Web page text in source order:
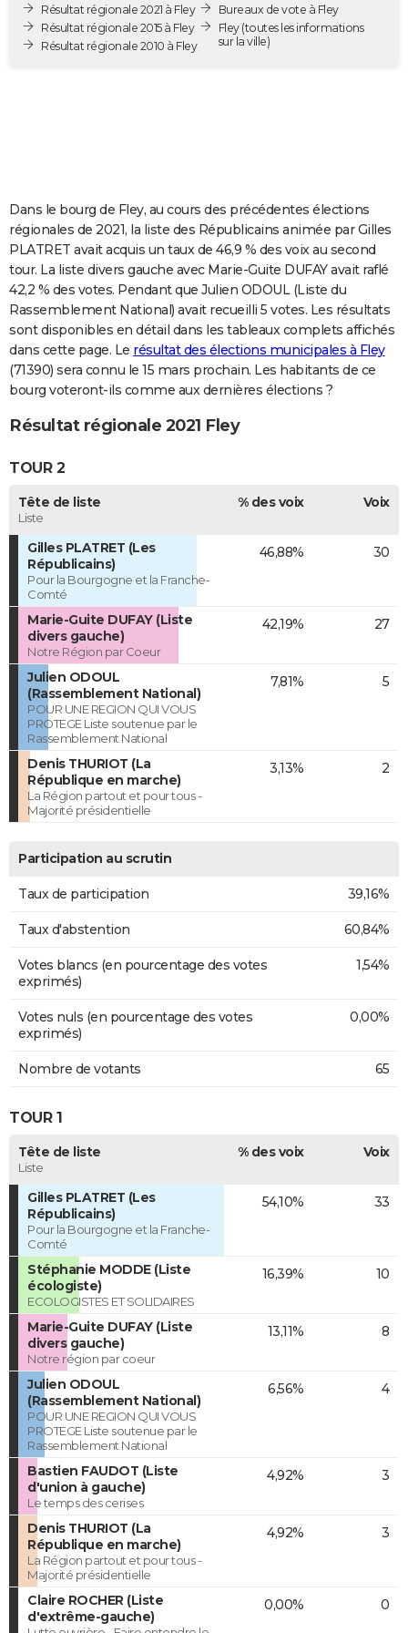
Destinations
City break
Voyage nature
Voyage de noces
Forum
ClimatPHOTO
Dictionnaire
Biographies
Citations
Expressions
Proverbes
PROGRAMME TV
COPAINS D'AVANT
S'inscrire
Se connecter
Lycées
Collèges
Primaires
Universités
Entreprises
Service militaire
Avis de recherche
FORUM
Bricolage
Lifestyle
Culture
Sport
Auto
Television
Voyage
Cinema
Résultat régionale 2021 à Fley
Résultat régionale 2015 à Fley
Résultat régionale 2010 à Fley
Bureaux de vote à Fley
Fley(toutes les informations
sur la ville)
Dans le bourg de Fley, au cours des précédentes élections
régionales de 2021, la liste des Républicains animée par Gilles
PLATRET avait acquis un taux de 46,9 % des voix au second
tour. La liste divers gauche avec Marie-Guite DUFAY avait raflé
42,2 % des votes. Pendant que Julien ODOUL (Liste du
Rassemblement National) avait recueilli 5 votes. Les résultats
sont disponibles en détail dans les tableaux complets affichés
dans cette page. Le résultat des élections municipales à Fley
(71390) sera connu le 15 mars prochain. Les habitants de ce
bourg voteront-ils comme aux dernières élections ?
Résultat régionale 2021 Fley
TOUR 2
Tête de liste
Liste
% des voix Voix
Gilles PLATRET (Les
Républicains)
Pour la Bourgogne et la Franche-
Comté
46,88% 30
Marie-Guite DUFAY (Liste
divers gauche)
Notre Région par Coeur
42,19% 27
Julien ODOUL
(Rassemblement National)
POUR UNE REGION QUI VOUS
PROTEGE Liste soutenue par le
Rassemblement National
7,81% 5
Denis THURIOT (La
République en marche)
La Région partout et pour tous -
Majorité présidentielle
3,13% 2
Participation au scrutin
Taux de participation 39,16%
Taux d'abstention 60,84%
Votes blancs (en pourcentage des votes
exprimés)
1,54%
Votes nuls (en pourcentage des votes
exprimés)
0,00%
Nombre de votants 65
TOUR 1
Tête de liste
Liste
% des voix Voix
Gilles PLATRET (Les
Républicains)
Pour la Bourgogne et la Franche-
Comté
54,10% 33
Stéphanie MODDE (Liste
écologiste)
ECOLOGISTES ET SOLIDAIRES
16,39% 10
Marie-Guite DUFAY (Liste
divers gauche)
Notre région par coeur
13,11% 8
Julien ODOUL
(Rassemblement National)
POUR UNE REGION QUI VOUS
PROTEGE Liste soutenue par le
Rassemblement National
6,56% 4
Bastien FAUDOT (Liste
d'union à gauche)
Le temps des cerises
4,92% 3
Denis THURIOT (La
République en marche)
La Région partout et pour tous -
Majorité présidentielle
4,92% 3
Claire ROCHER (Liste
d'extrême-gauche)
0,00% 0